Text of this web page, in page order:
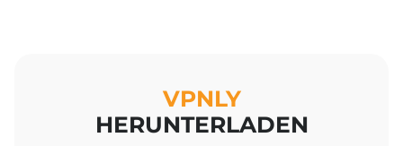
VPNLY
HERUNTERLADEN